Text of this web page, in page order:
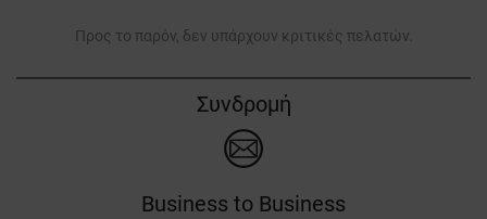
Προς το παρόν, δεν υπάρχουν κριτικές πελατών.
Συνδρομή
Business to Business